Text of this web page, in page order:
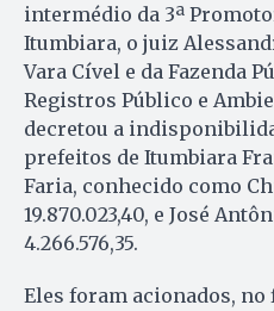
intermédio da 3ª
Itumbiara, o juiz
Vara Cível e da Fazenda
Registros Público e
decretou a
prefeitos de Itumbiara
Faria, conhecido como
19.870.023,40, e José
4.266.576,35.
Eles foram acionados,